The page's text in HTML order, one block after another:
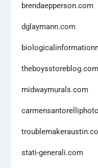
brendaepperson.com
dglaymann.com
theboysstoreblog.com
midwaymurals.com
stati-generali.com